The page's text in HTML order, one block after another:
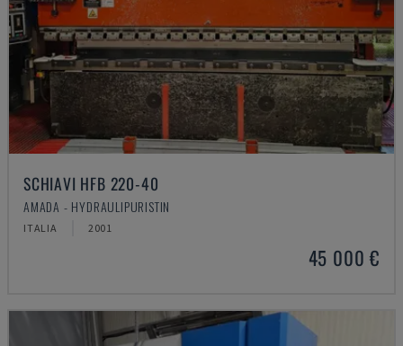
SCHIAVI HFB 220-40
AMADA - HYDRAULIPURISTIN
ITALIA 2001
45 000 €